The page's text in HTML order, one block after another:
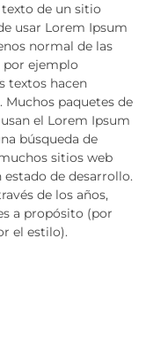
de un sitio
usar Lorem Ipsum
normal de las
por ejemplo
textos hacen
Muchos paquetes de
el Lorem Ipsum
búsqueda de
sitios web
de desarrollo.
de los años,
a propósito (por
el estilo).